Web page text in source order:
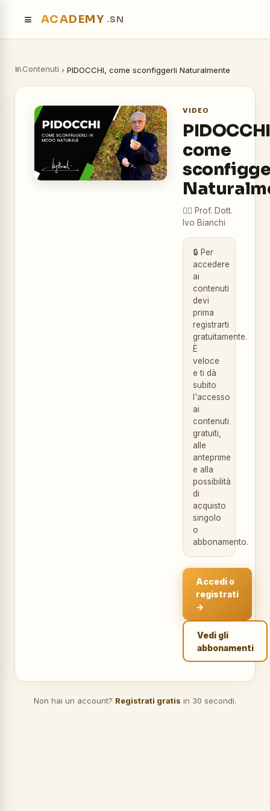
≡ ACADEMY .SN
Contenuti › PIDOCCHI, come sconfiggerli Naturalmente
VIDEO
come
👨‍⚕️ Prof. Dott.
Ivo Bianchi
🔒 Per
accedere
ai
contenuti
devi
prima
registrarti
gratuitamente.
È
veloce
e ti dà
subito
l'accesso
ai
contenuti
gratuiti,
alle
anteprime
e alla
possibilità
di
acquisto
singolo
o
abbonamento.
Accedi o
registrati
→
Vedi gli
abbonamenti
Non hai un account? Registrati gratis in 30 secondi.